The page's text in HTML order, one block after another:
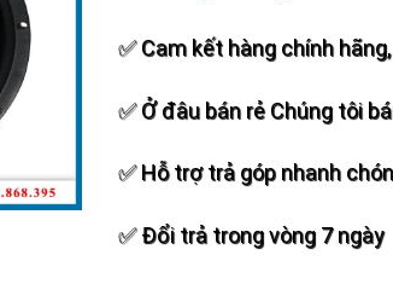
✅ Cam kết hàng chính
✅ Ở đâu bán rẻ Chúng tôi
✅ Hỗ trợ trả góp nhanh
✅ Đổi trả trong vòng 7 ngày